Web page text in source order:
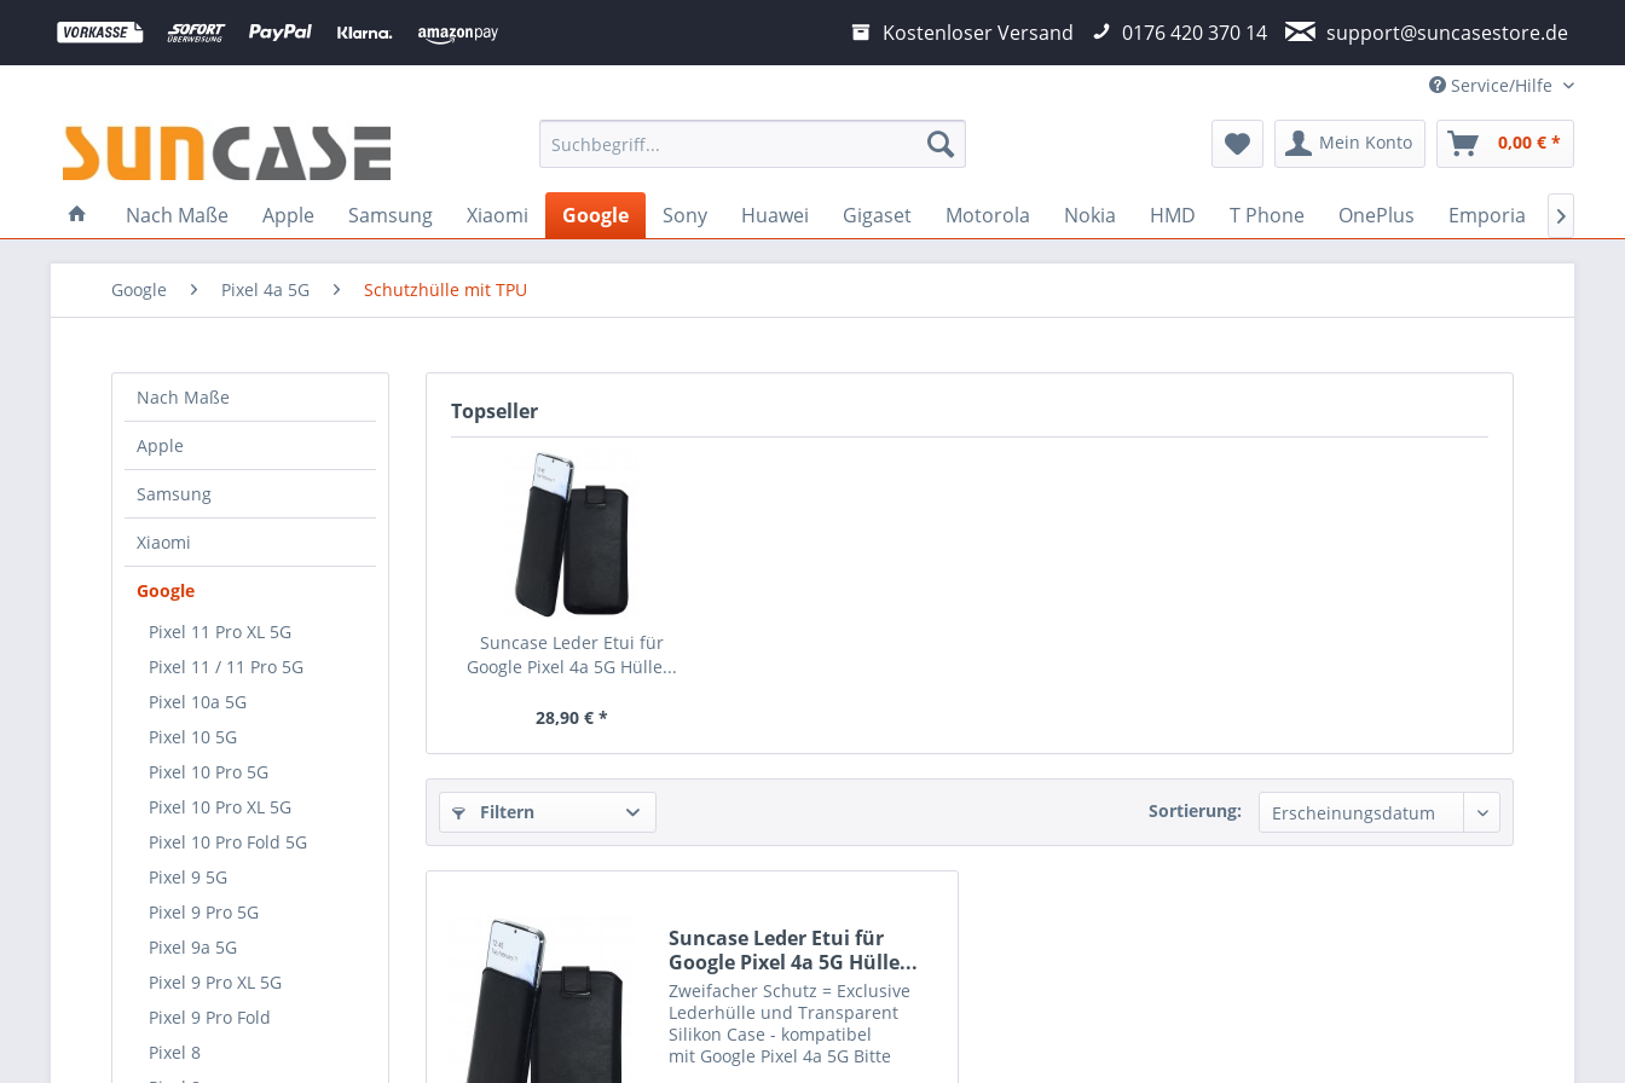
Kostenloser Versand 0176 420 370 14 support@suncasestore.de
Service/Hilfe
Mein Konto 0,00 € *
Nach Maße Apple Samsung Xiaomi Google Sony Huawei Gigaset Motorola Nokia HMD T Phone OnePlus Emporia 
Google Pixel 4a 5G Schutzhülle mit TPU
Nach Maße
Apple
Samsung
Xiaomi
Google
Pixel 11 Pro XL 5G
Pixel 11 / 11 Pro 5G
Pixel 10a 5G
Pixel 10 5G
Pixel 10 Pro 5G
Pixel 10 Pro XL 5G
Pixel 10 Pro Fold 5G
Pixel 9 5G
Pixel 9 Pro 5G
Pixel 9a 5G
Pixel 9 Pro XL 5G
Pixel 9 Pro Fold
Pixel 8
Topseller
Suncase Leder Etui für
Google Pixel 4a 5G Hülle...
28,90 € *
Filtern Sortierung:
Suncase Leder Etui für
Google Pixel 4a 5G Hülle...
Zweifacher Schutz = Exclusive
Lederhülle und Transparent
Silikon Case - kompatibel
mit Google Pixel 4a 5G Bitte